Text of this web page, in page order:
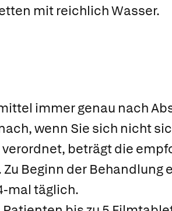
mit reichlich Wasser.
immer genau nach
wenn Sie sich nicht
beträgt die
Beginn der
mal täglich.